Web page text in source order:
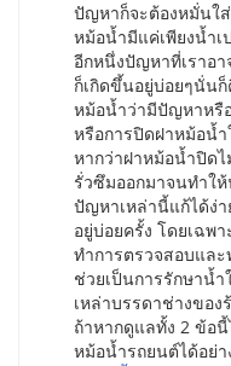
ปัญหาก็จะต้องหมั่นใ
หม้อน้ำมีแค่เพียงน้ำเ
อีกหนึ่งปัญหาที่เราอ
ก็เกิดขึ้นอยู่บ่อยๆนั่น
หม้อน้ำว่ามีปัญหาหรื
หรือการปิดฝาหม้อน้ำ
หากว่าฝาหม้อน้ำปิด
รั่วซึมออกมาจนทำใ
ปัญหาเหล่านี้แก้ได้ง่
อยู่บ่อยครั้ง โดยเฉพ
ทำการตรวจสอบและ
ช่วยเป็นการรักษาน้
เหล่าบรรดาช่างขอ
ถ้าหากดูแลทั้ง 2 ข้อ
หม้อน้ำรถยนต์ได้อย่